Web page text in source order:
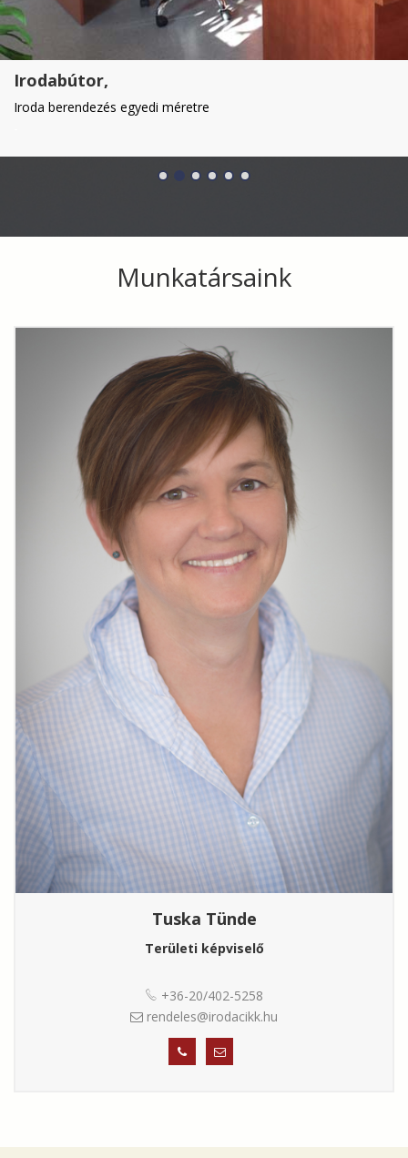
Irodabútor,
Iroda berendezés egyedi méretre
Munkatársaink
Tuska Tünde
Területi képviselő
+36-20/402-5258
rendeles@irodacikk.hu